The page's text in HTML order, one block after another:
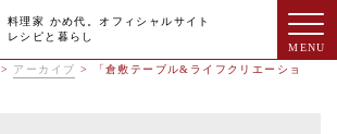
料理家 かめ代。オフィシャルサイト
レシピと暮らし
> アーカイブ >
「倉敷テーブル&ライフクリエーショ